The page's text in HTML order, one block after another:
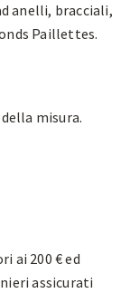
anelli, bracciali,
Paillettes.
misura.
ai 200 € ed
assicurati